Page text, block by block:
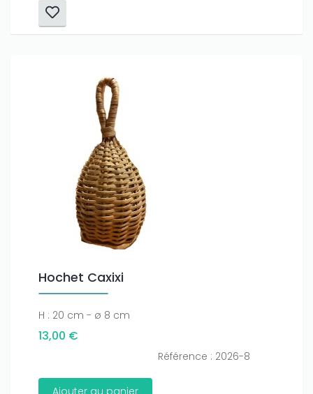
Hochet Caxixi
H : 20 cm - ø 8 cm
13,00 €
Référence : 2026-8
Ajouter au panier